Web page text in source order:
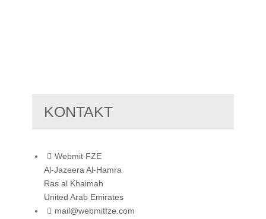
KONTAKT
Webmit FZE
Al-Jazeera Al-Hamra
Ras al Khaimah
United Arab Emirates
mail@webmitfze.com